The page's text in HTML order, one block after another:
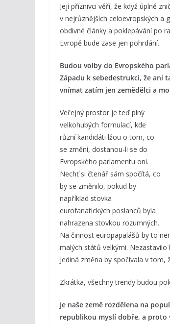
Její příznivci věří, že když úplně
v nejrůznějších celoevropských a
obdivné články a poklepávání po
Evropě bude zase jen pohrdání.
Budou volby do Evropského
Západu k sebedestrukci, že ani
vnímat zatím jen zemědělci a
Veřejný prostor je teď plný
velkohubých formulací, kde
různí kandidáti lžou o tom, co
se změní, dostanou-li se do
Evropského parlamentu oni.
Nechť si čtenář sám spočítá, co
by se změnilo, pokud by
například stovka
eurofanatických poslanců byla
nahrazena stovkou rozumných.
Na činnost europapalášů by to
malých států velkými.
Jediná změna by spočívala v
Zkrátka, všechny trendy budou
Je naše země rozdělena na
republikou myslí dobře, a proto